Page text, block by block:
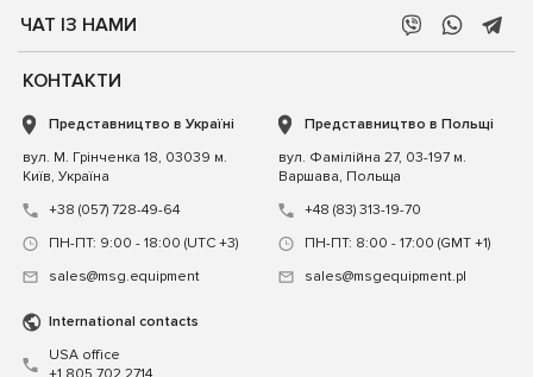
ЧАТ ІЗ НАМИ
КОНТАКТИ
Представництво в Україні
вул. М. Грінченка 18, 03039 м.
Київ, Україна
+38 (057) 728-49-64
ПН-ПТ: 9:00 - 18:00 (UTC +3)
sales@msg.equipment
Представництво в Польщі
вул. Фамілійна 27, 03-197 м.
Варшава, Польща
+48 (83) 313-19-70
ПН-ПТ: 8:00 - 17:00 (GMT +1)
sales@msgequipment.pl
International contacts
USA office
+1 805 702 2714